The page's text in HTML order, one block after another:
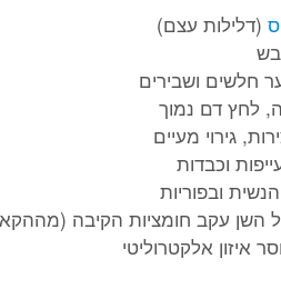
(דלילות עצם)
חלשים ושבירים
לחץ דם נמוך
גירוי מעיים
וכבדות
ובפוריות
השן עקב חומציות הקיבה
איזון אלקטרוליטי